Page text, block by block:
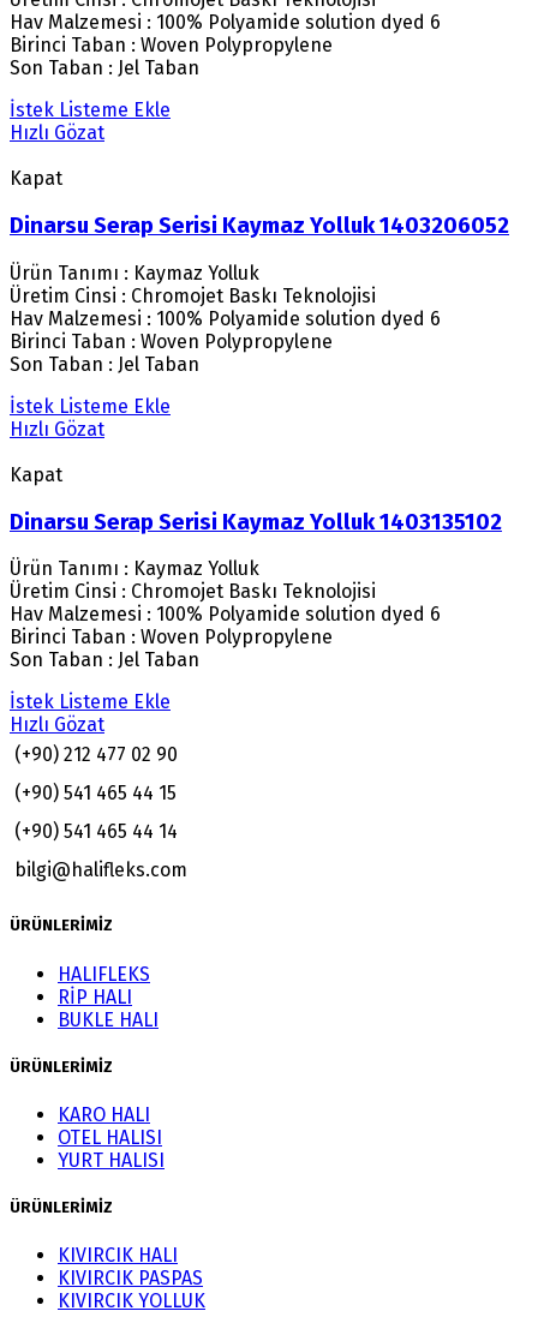
Hav Malzemesi : 100% Polyamide solution dyed 6
Birinci Taban : Woven Polypropylene
Son Taban : Jel Taban
İstek Listeme Ekle
Hızlı Gözat
Kapat
Dinarsu Serap Serisi Kaymaz Yolluk 1403206052
Ürün Tanımı : Kaymaz Yolluk
Üretim Cinsi : Chromojet Baskı Teknolojisi
Hav Malzemesi : 100% Polyamide solution dyed 6
Birinci Taban : Woven Polypropylene
Son Taban : Jel Taban
İstek Listeme Ekle
Hızlı Gözat
Kapat
Dinarsu Serap Serisi Kaymaz Yolluk 1403135102
Ürün Tanımı : Kaymaz Yolluk
Üretim Cinsi : Chromojet Baskı Teknolojisi
Hav Malzemesi : 100% Polyamide solution dyed 6
Birinci Taban : Woven Polypropylene
Son Taban : Jel Taban
İstek Listeme Ekle
Hızlı Gözat
(+90) 212 477 02 90
(+90) 541 465 44 15
(+90) 541 465 44 14
bilgi@halifleks.com
ÜRÜNLERİMİZ
HALIFLEKS
RİP HALI
BUKLE HALI
ÜRÜNLERİMİZ
KARO HALI
OTEL HALISI
YURT HALISI
ÜRÜNLERİMİZ
KIVIRCIK HALI
KIVIRCIK PASPAS
KIVIRCIK YOLLUK